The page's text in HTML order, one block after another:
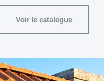
Voir le catalogue